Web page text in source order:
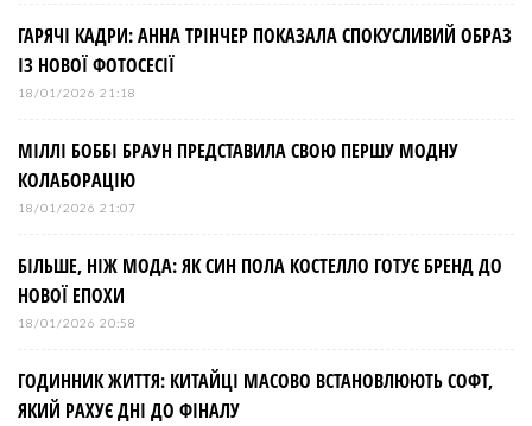
ГАРЯЧІ КАДРИ: АННА ТРІНЧЕР ПОКАЗАЛА СПОКУСЛИВИЙ ОБРАЗ
ІЗ НОВОЇ ФОТОСЕСІЇ
18/01/2026 21:18
МІЛЛІ БОББІ БРАУН ПРЕДСТАВИЛА СВОЮ ПЕРШУ МОДНУ
КОЛАБОРАЦІЮ
18/01/2026 21:07
БІЛЬШЕ, НІЖ МОДА: ЯК СИН ПОЛА КОСТЕЛЛО ГОТУЄ БРЕНД ДО
НОВОЇ ЕПОХИ
18/01/2026 20:58
ГОДИННИК ЖИТТЯ: КИТАЙЦІ МАСОВО ВСТАНОВЛЮЮТЬ СОФТ,
ЯКИЙ РАХУЄ ДНІ ДО ФІНАЛУ